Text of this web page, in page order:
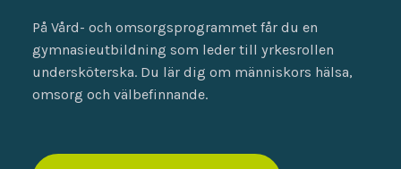
På Vård- och omsorgsprogrammet får du en
gymnasieutbildning som leder till yrkesrollen
undersköterska. Du lär dig om människors hälsa,
omsorg och välbefinnande.